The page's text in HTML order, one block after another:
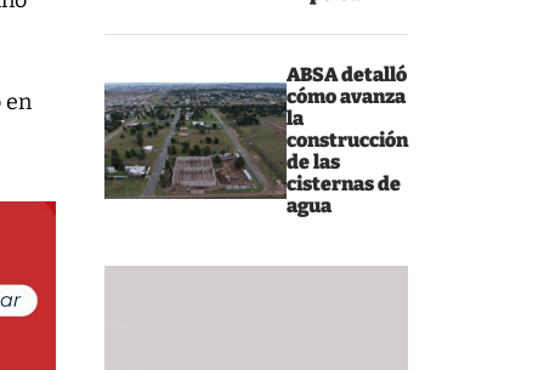
ABSA detalló
cómo avanza
la
construcción
de las
cisternas de
agua
en